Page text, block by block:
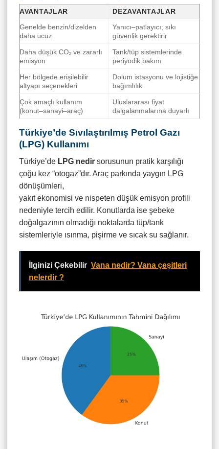
AVANTAJLAR
DEZAVANTAJLAR
Genelde benzin/dizelden
daha ucuz
Yanıcı–patlayıcı; sıkı
güvenlik gerektirir
Daha düşük CO₂ ve zararlı
emisyon
Tank/tüp sistemlerinde
periyodik bakım
Her bölgede erişilebilir
altyapı seçenekleri
Dolum istasyonu ve lojistiğe
bağımlılık
Çok amaçlı kullanım
(konut–sanayi–araç)
Uluslararası fiyat
dalgalanmalarına duyarlı
Türkiye’de Sıvılaştırılmış Petrol Gazı
(LPG) Kullanımı
Türkiye’de LPG nedir sorusunun pratik karşılığı
çoğu kez “otogaz”dır. Araç parkında yaygın LPG
dönüşümleri,
yakıt ekonomisi ve nispeten düşük emisyon profili
nedeniyle tercih edilir. Konutlarda ise şebeke
doğalgazının olmadığı noktalarda tüp/tank
sistemleriyle ısınma, pişirme ve sıcak su sağlanır.
İlginizi Çekebilir Vana nedir? Vana çeşitleri
nelerdir ?